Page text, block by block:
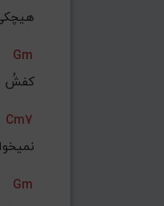
Gm
کفشُ
Cm7
Gm